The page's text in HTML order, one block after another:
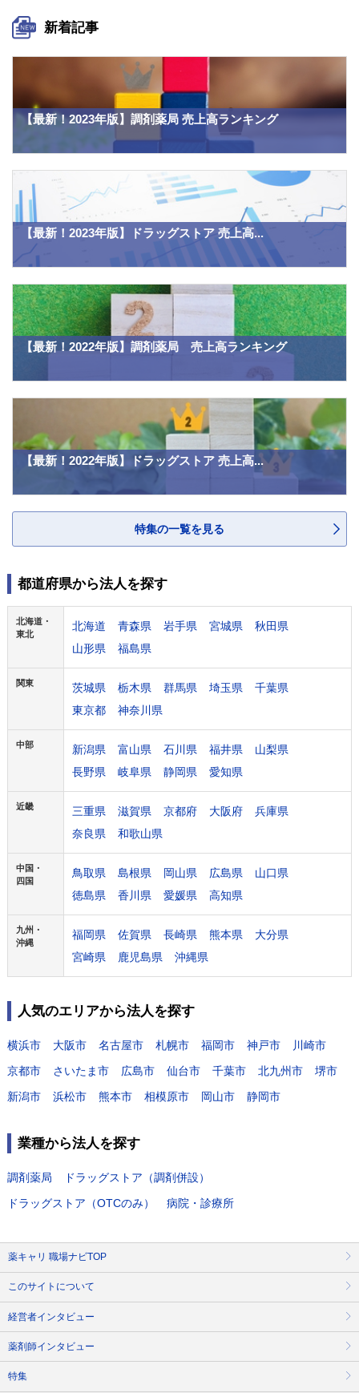
新着記事
【最新！2023年版】調剤薬局 売上高ランキング
【最新！2023年版】ドラッグストア 売上高...
【最新！2022年版】調剤薬局 売上高ランキング
【最新！2022年版】ドラッグストア 売上高...
特集の一覧を見る
都道府県から法人を探す
北海道・
東北
北海道 青森県 岩手県 宮城県
秋田県
山形県
福島県
関東 茨城県 栃木県 群馬県 埼玉県
千葉県
東京都
神奈川県
中部 新潟県 富山県 石川県 福井県
山梨県
長野県
岐阜県 静岡県 愛知県
近畿 三重県 滋賀県 京都府 大阪府
兵庫県
奈良県
和歌山県
中国・
四国
鳥取県 島根県 岡山県 広島県
山口県
徳島県
香川県 愛媛県 高知県
九州・
沖縄
福岡県 佐賀県 長崎県 熊本県
大分県
宮崎県
鹿児島県 沖縄県
人気のエリアから法人を探す
横浜市 大阪市 名古屋市 札幌市 福岡市 神戸市
川崎市
京都市
さいたま市 広島市 仙台市 千葉市 北九州市
堺市
新潟市
浜松市 熊本市 相模原市 岡山市 静岡市
業種から法人を探す
調剤薬局
ドラッグストア（調剤併設）
ドラッグストア（OTCのみ）
病院・診療所
薬キャリ 職場ナビTOP
このサイトについて
経営者インタビュー
薬剤師インタビュー
特集